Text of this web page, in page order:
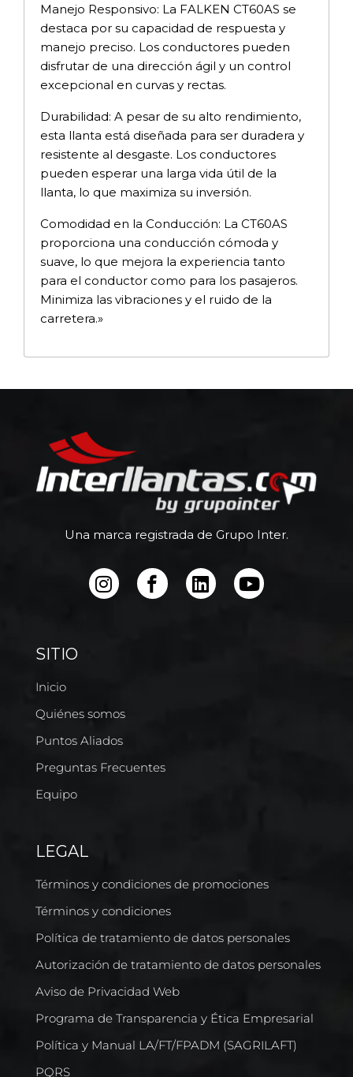
Manejo Responsivo: La FALKEN CT60AS se
destaca por su capacidad de respuesta y
manejo preciso. Los conductores pueden
disfrutar de una dirección ágil y un control
excepcional en curvas y rectas.
Durabilidad: A pesar de su alto rendimiento,
esta llanta está diseñada para ser duradera y
resistente al desgaste. Los conductores
pueden esperar una larga vida útil de la
llanta, lo que maximiza su inversión.
Comodidad en la Conducción: La CT60AS
proporciona una conducción cómoda y
suave, lo que mejora la experiencia tanto
para el conductor como para los pasajeros.
Minimiza las vibraciones y el ruido de la
carretera.»
Una marca registrada de Grupo Inter.
SITIO
Inicio
Quiénes somos
Puntos Aliados
Preguntas Frecuentes
Equipo
LEGAL
Términos y condiciones de promociones
Términos y condiciones
Política de tratamiento de datos personales
Autorización de tratamiento de datos personales
Aviso de Privacidad Web
Programa de Transparencia y Ética Empresarial
Política y Manual LA/FT/FPADM (SAGRILAFT)
PQRS